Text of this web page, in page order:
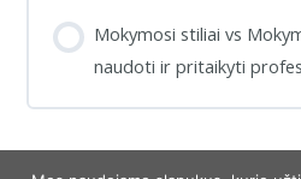
taisyklės
strategijos.
Mokymosi stiliai vs
naudoti ir pritaikyti